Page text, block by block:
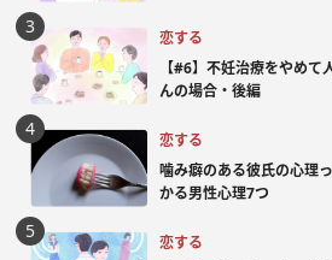
恋する
【#6】不妊治療をやめ
んの場合・後編
恋する
噛み癖のある彼氏の心理
かる男性心理7つ
恋する